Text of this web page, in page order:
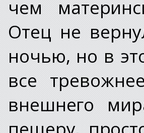
чем
Отец не
ночью, но в
все
внешнего